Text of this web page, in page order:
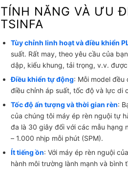
TÍNH NĂNG VÀ ƯU
TSINFA
Tùy chỉnh linh hoạt và điều khiển
suất. Rất may, theo yêu cầu của
dập, kiểu khung, tải trọng, v.v.
Điều khiển tự động: Mỗi model đều
điều chỉnh áp suất, tốc độ và lực di
Tốc độ ấn tượng và thời gian rèn:
của chúng tôi máy ép rèn nguội tự
đa là 30 giây đối với các mẫu hạng
– 1.000 nhịp mỗi phút (SPM).
Ít tiếng ồn: Với máy ép rèn nguội
hành môi trường lành mạnh và